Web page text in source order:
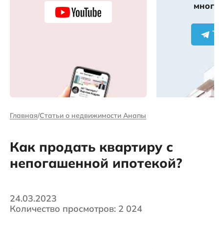
Главная Статьи о недвижимости Анапы
Как продать квартиру с
непогашенной ипотекой?
24.03.2023
Количество просмотров: 2 024